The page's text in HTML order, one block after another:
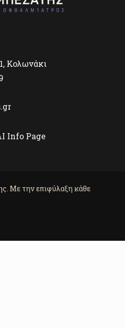
Κολωνάκι
Info Page
Με την επιφύλαξη κάθε